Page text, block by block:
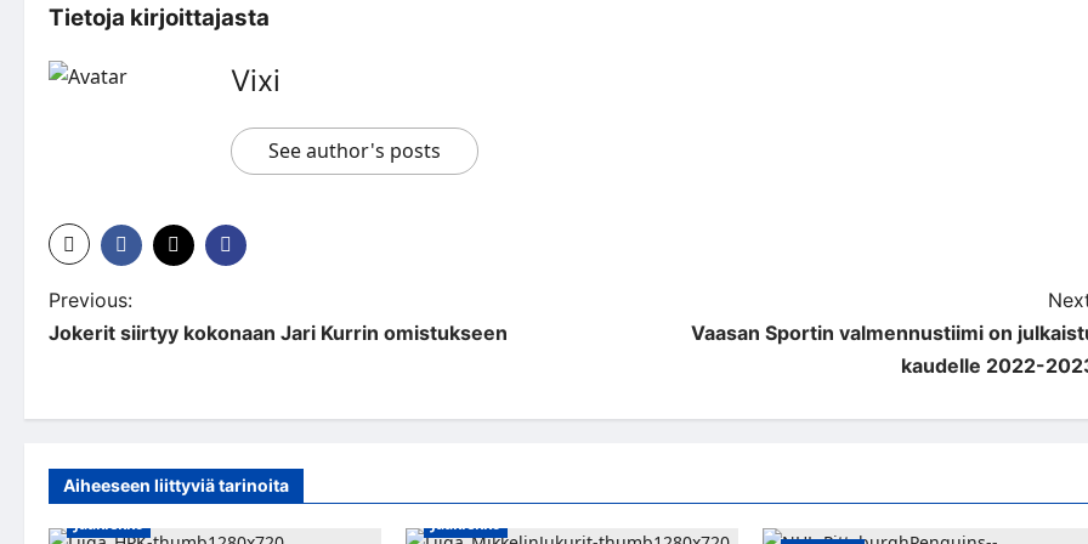
Tietoja kirjoittajasta
Vixi
See author's posts
P
o
n
a
Previous:
Jokerit siirtyy kokonaan Jari Kurrin omistukseen
Vaasan Sportin valmennustiimi on
kaudelle 2022-
Aiheeseen liittyviä tarinoita
Jääkiekko
Jääkiekko